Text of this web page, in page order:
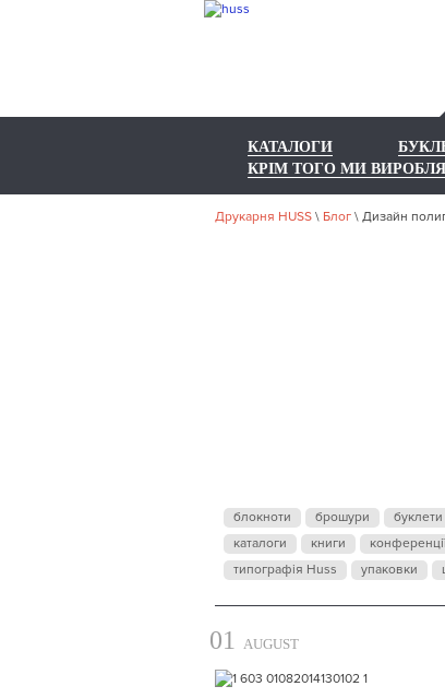
КАТАЛОГИ
КРІМ ТОГО МИ
Друкарня HUSS \ Блог \ Дизайн
блокноти брошури буклети
каталоги
книги
типографія Huss
упаковки
01 AUGUST